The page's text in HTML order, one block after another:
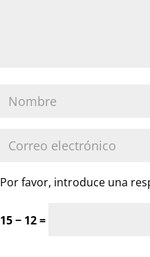
Por favor, introduce una
15 − 12 =